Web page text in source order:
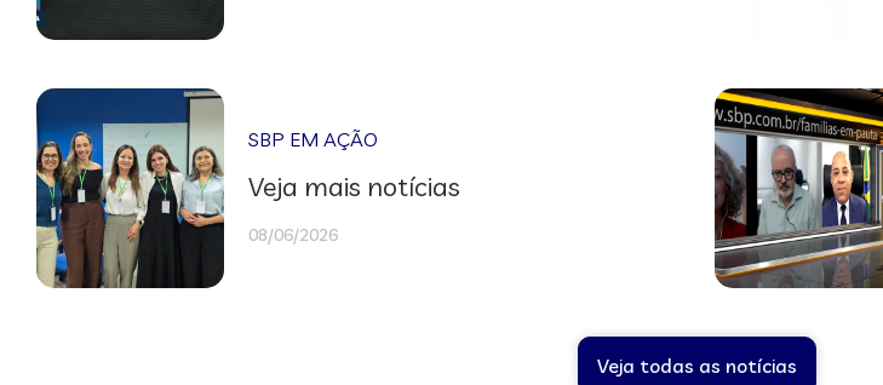
SBP EM AÇÃO
Veja mais notícias
08/06/2026
Veja todas as notícias